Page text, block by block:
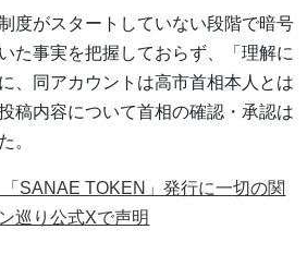
度がスタートしていない段階で暗号
た事実を把握しておらず、「理解に
、同アカウントは高市首相本人とは
稿内容について首相の確認・承認は
。
SANAE TOKEN」発行に一切の関
巡り公式Xで声明